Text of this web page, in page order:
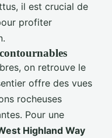
il est crucial de
profiter
on retrouve le
offre des vues
rocheuses
Pour une
Highland Way